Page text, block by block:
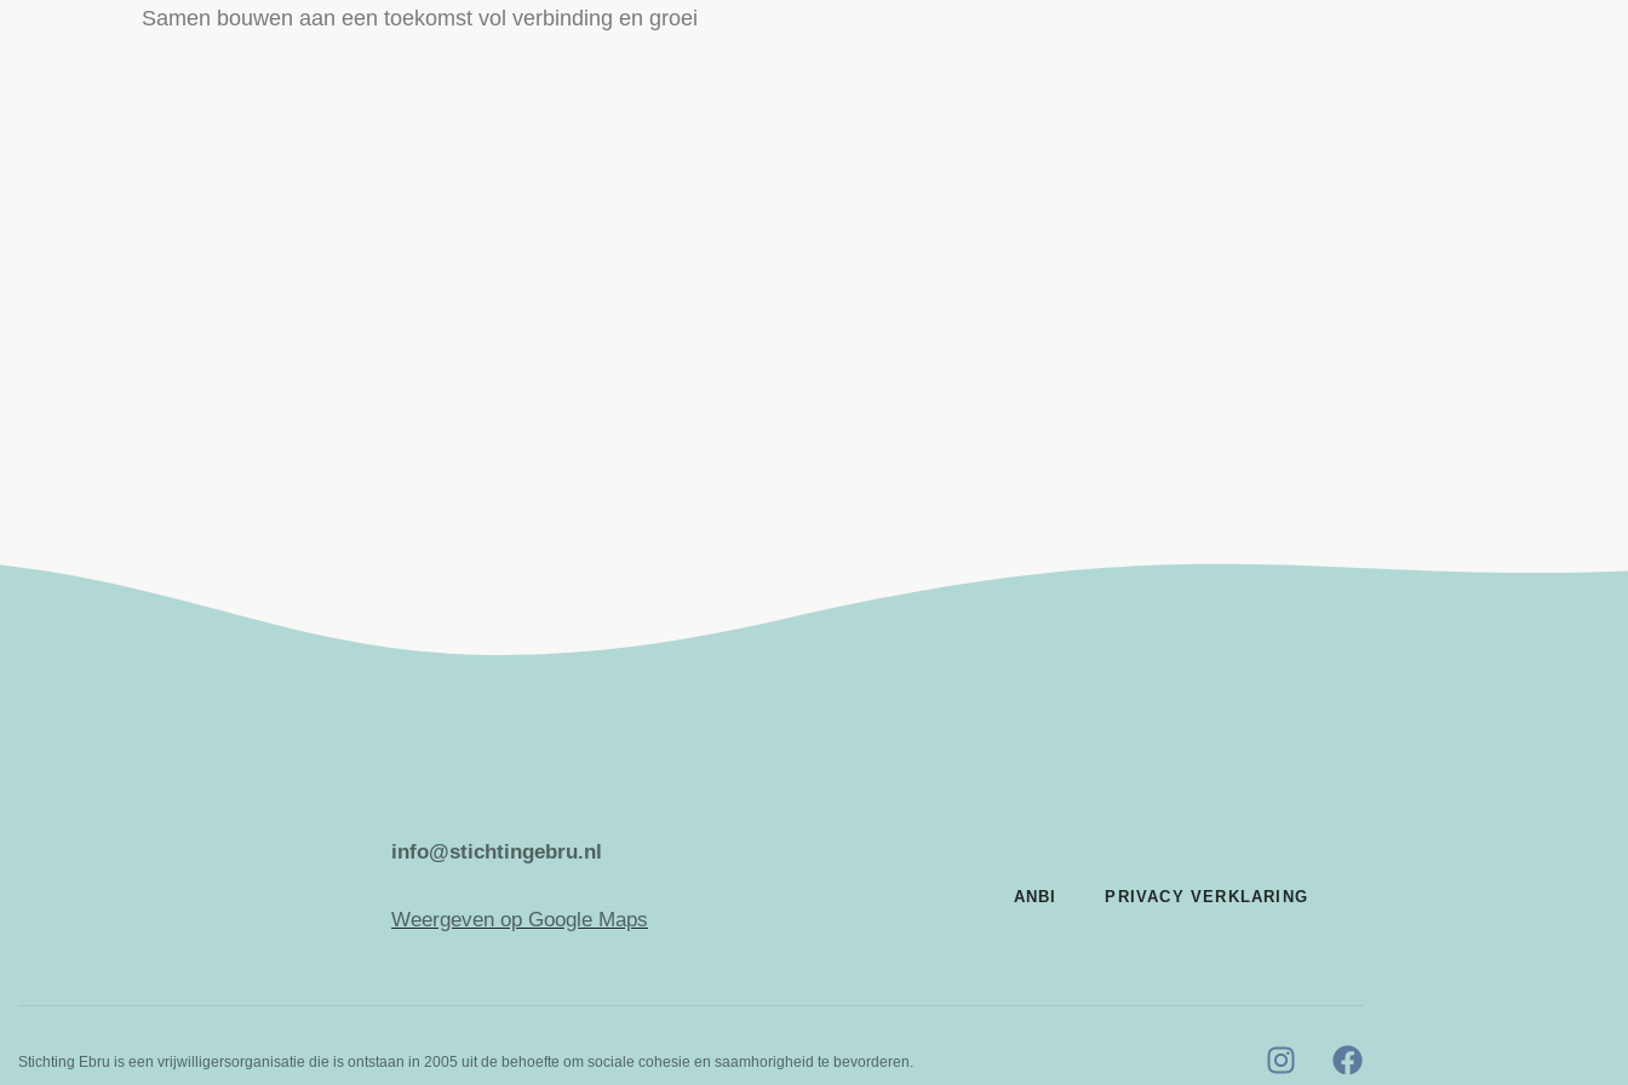
Samen bouwen aan een toekomst vol verbinding en groei
info@stichtingebru.nl
Weergeven op Google Maps
ANBI PRIVACY VERKLARING
Stichting Ebru is een vrijwilligersorganisatie die is ontstaan in 2005 uit de behoefte om sociale cohesie en saamhorigheid te bevorderen.